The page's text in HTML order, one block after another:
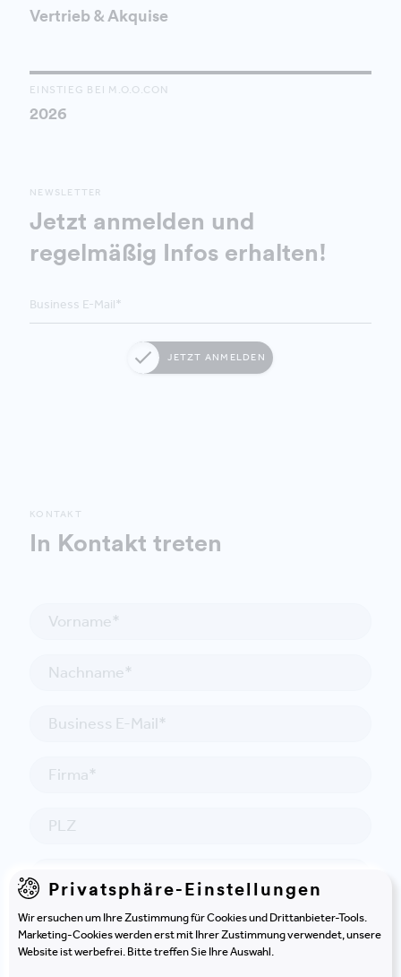
Vertrieb & Akquise
EINSTIEG BEI M.O.O.CON
2026
NEWSLETTER
Jetzt anmelden und
regelmäßig Infos erhalten!
JETZT ANMELDEN
KONTAKT
In Kontakt treten
Privatsphäre-Einstellungen
Wir ersuchen um Ihre Zustimmung für Cookies und Drittanbieter-Tools.
Marketing-Cookies werden erst mit Ihrer Zustimmung verwendet, unsere
Website ist werbefrei. Bitte treffen Sie Ihre Auswahl.